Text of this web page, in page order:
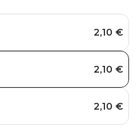
2,10 €
2,10 €
2,10 €